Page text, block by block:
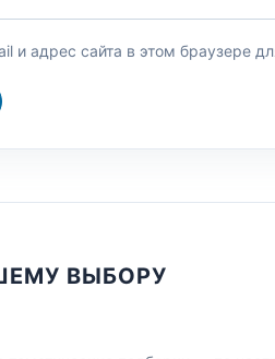
и адрес сайта в этом браузере
ВЫБОРУ